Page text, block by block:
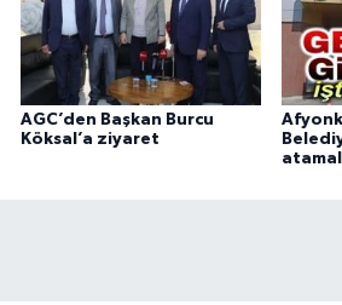
AGC’den Başkan Burcu
Köksal’a ziyaret